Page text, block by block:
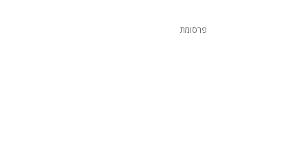
פרסומת